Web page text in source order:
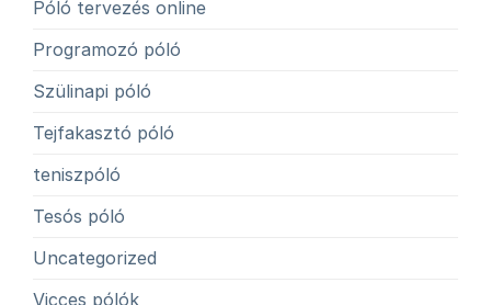
Póló tervezés online
Programozó póló
Szülinapi póló
Tejfakasztó póló
teniszpóló
Tesós póló
Uncategorized
Vicces pólók